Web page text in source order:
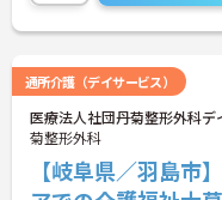
通所介護（デイサービス）
医療法人社団丹菊整形外科デ
菊整形外科
【岐阜県／羽島市